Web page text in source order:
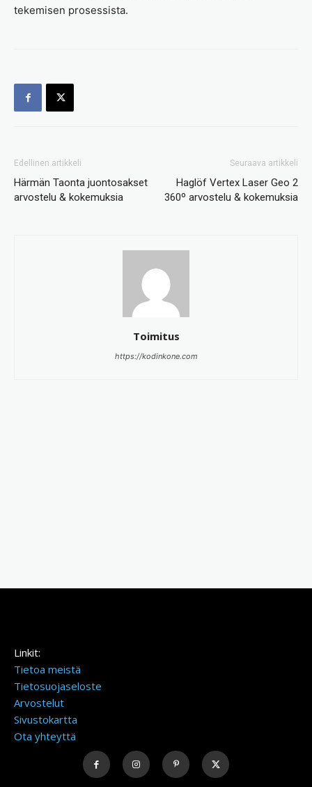
tekemisen prosessista.
Edellinen artikkeli
Härmän Taonta juontosakset
arvostelu & kokemuksia
Seuraava artikkeli
Haglöf Vertex Laser Geo 2
360º arvostelu & kokemuksia
Toimitus
https://kodinkone.com
Linkit:
Tietoa meistä
Tietosuojaseloste
Arvostelut
Sivustokartta
Ota yhteyttä